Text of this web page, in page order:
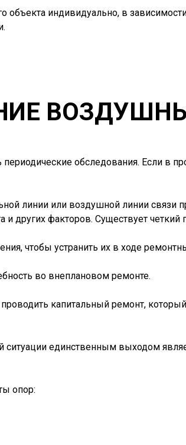
индивидуально, в
обследования. Если в
линии или воздушной линии связи
и других факторов. Существует
чтобы устранить их в ходе
во внеплановом ремонте.
капитальный ремонт,
единственным выходом
опор: